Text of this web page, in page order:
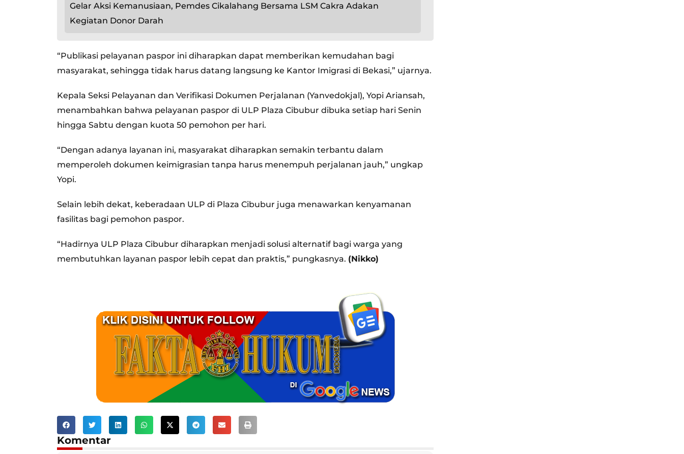
Gelar Aksi Kemanusiaan, Pemdes Cikalahang Bersama LSM Cakra Adakan
Kegiatan Donor Darah
“Publikasi pelayanan paspor ini diharapkan dapat memberikan kemudahan bagi
masyarakat, sehingga tidak harus datang langsung ke Kantor Imigrasi di Bekasi,” ujarnya.
Kepala Seksi Pelayanan dan Verifikasi Dokumen Perjalanan (Yanvedokjal), Yopi Ariansah,
menambahkan bahwa pelayanan paspor di ULP Plaza Cibubur dibuka setiap hari Senin
hingga Sabtu dengan kuota 50 pemohon per hari.
“Dengan adanya layanan ini, masyarakat diharapkan semakin terbantu dalam
memperoleh dokumen keimigrasian tanpa harus menempuh perjalanan jauh,” ungkap
Yopi.
Selain lebih dekat, keberadaan ULP di Plaza Cibubur juga menawarkan kenyamanan
fasilitas bagi pemohon paspor.
“Hadirnya ULP Plaza Cibubur diharapkan menjadi solusi alternatif bagi warga yang
membutuhkan layanan paspor lebih cepat dan praktis,” pungkasnya. (Nikko)
Komentar